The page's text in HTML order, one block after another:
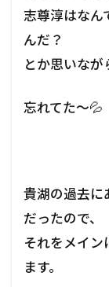
志尊淳はなん
んだ？
とか思いなが
忘れてた～💦
貴湖の過去に
だったので、
それをメイン
ます。